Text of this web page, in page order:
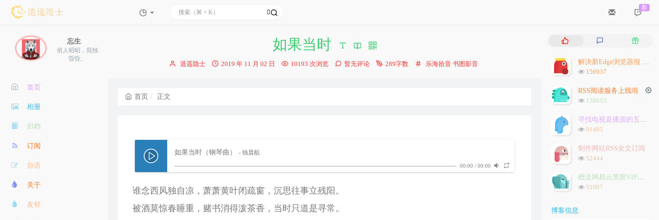
新
忘生
俗人昭昭，我独
昏昏。
首页
相册
归档
订阅
自语
关于
友邻
如果当时
博
逍遥隐士
发
2019 年 11 月 02 日 10193 次浏览 暂无评论 289字数
分
乐海拾音 书图影音
首页 正文
如果当时（钢琴曲） - 钱晨航
00:00 / 00:00
谁念西风独自凉，萧萧黄叶闭疏窗，沉思往事立残阳。
被酒莫惊春睡重，赌书消得泼茶香，当时只道是寻常。
热
章
评
论
随
文 解决新Edge浏览器报 `STATUS_INVALID_IMAGE_HASH` 问题
浏
次
数:
156937
RSS阅读服务上线啦
浏
次
数:
138653
寻找电视直播源的五种方法
浏
次
数:
91485
制作网站RSS全文订阅
浏
次
数:
52444
赠送网易云黑胶VIP会员
浏
51007
博客信息